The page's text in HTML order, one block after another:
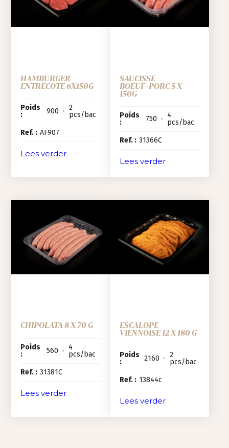
HAMBURGER
ENTRECOTE 6X150G
Poids
:
900 • 2
pcs/bac
Ref. : AF907
Lees verder
SAUCISSE
BOEUF+PORC 5 X
150G
Poids
:
750 • 4
pcs/bac
Ref. : 31366C
Lees verder
CHIPOLATA 8 X 70 G
Poids
:
560 • 4
pcs/bac
Ref. : 31381C
Lees verder
ESCALOPE
VIENNOISE 12 X 180 G
Poids
:
2160 • 2
pcs/bac
Ref. : 13844c
Lees verder